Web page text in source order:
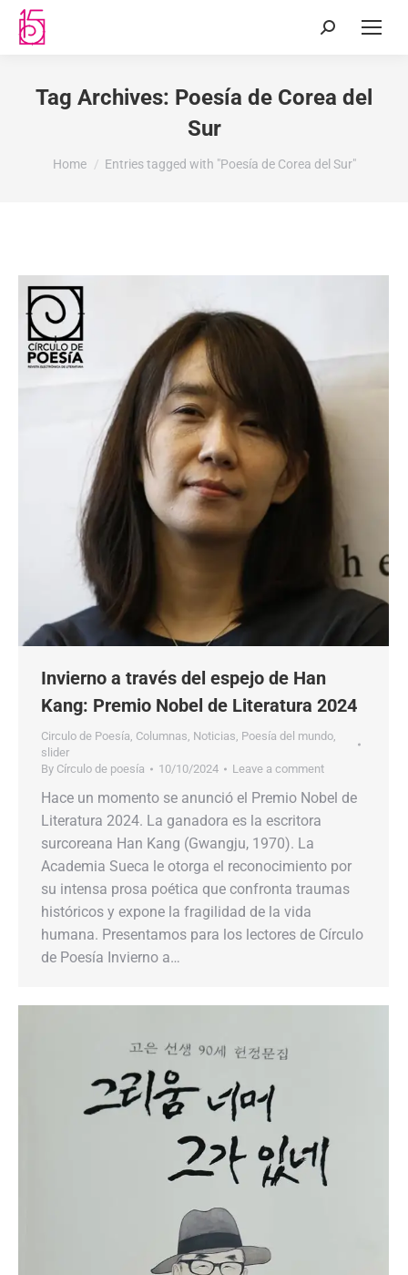
Tag Archives: Poesía de Corea del
Sur
You are here:
Home Entries tagged with "Poesía de Corea del Sur"
Invierno a través del espejo de Han
Kang: Premio Nobel de Literatura 2024
Circulo de Poesía, Columnas, Noticias, Poesía del mundo,
slider
By Círculo de poesía 10/10/2024 Leave a comment
Hace un momento se anunció el Premio Nobel de
Literatura 2024. La ganadora es la escritora
surcoreana Han Kang (Gwangju, 1970). La
Academia Sueca le otorga el reconocimiento por
su intensa prosa poética que confronta traumas
históricos y expone la fragilidad de la vida
humana. Presentamos para los lectores de Círculo
de Poesía Invierno a…